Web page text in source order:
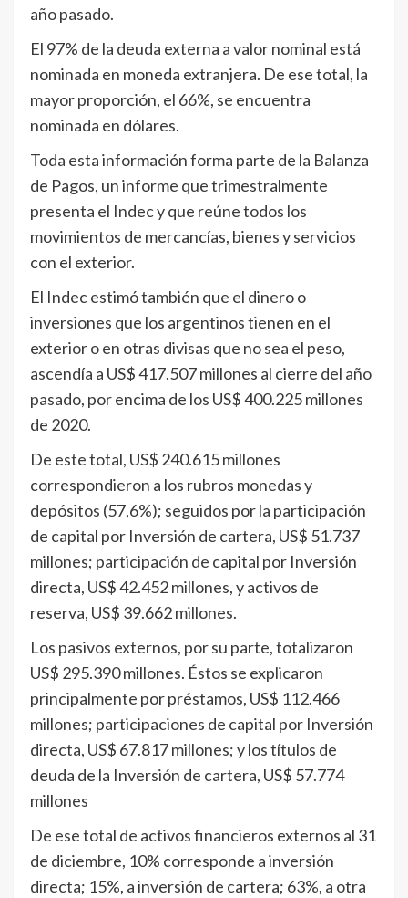
año pasado.
El 97% de la deuda externa a valor nominal está
nominada en moneda extranjera. De ese total, la
mayor proporción, el 66%, se encuentra
nominada en dólares.
Toda esta información forma parte de la Balanza
de Pagos, un informe que trimestralmente
presenta el Indec y que reúne todos los
movimientos de mercancías, bienes y servicios
con el exterior.
El Indec estimó también que el dinero o
inversiones que los argentinos tienen en el
exterior o en otras divisas que no sea el peso,
ascendía a US$ 417.507 millones al cierre del año
pasado, por encima de los US$ 400.225 millones
de 2020.
De este total, US$ 240.615 millones
correspondieron a los rubros monedas y
depósitos (57,6%); seguidos por la participación
de capital por Inversión de cartera, US$ 51.737
millones; participación de capital por Inversión
directa, US$ 42.452 millones, y activos de
reserva, US$ 39.662 millones.
Los pasivos externos, por su parte, totalizaron
US$ 295.390 millones. Éstos se explicaron
principalmente por préstamos, US$ 112.466
millones; participaciones de capital por Inversión
directa, US$ 67.817 millones; y los títulos de
deuda de la Inversión de cartera, US$ 57.774
millones
De ese total de activos financieros externos al 31
de diciembre, 10% corresponde a inversión
directa; 15%, a inversión de cartera; 63%, a otra